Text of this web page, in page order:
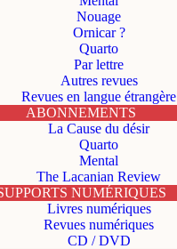
Nouage
Ornicar ?
Quarto
Par lettre
Autres revues
Revues en langue étrangère
ABONNEMENTS
La Cause du désir
Quarto
Mental
The Lacanian Review
NUMÉRIQUES
Livres numériques
Revues numériques
CD / DVD